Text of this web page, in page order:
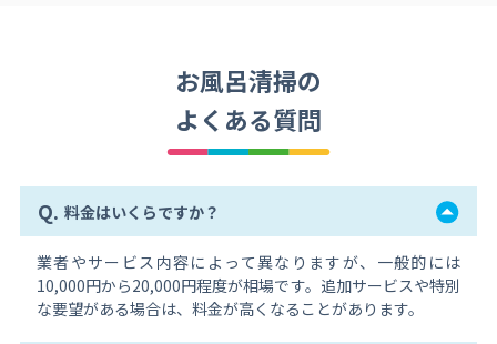
お風呂清掃の
よくある質問
Q. 料金はいくらですか？
業者やサービス内容によって異なりますが、一般的には
10,000円から20,000円程度が相場です。追加サービスや特別
な要望がある場合は、料金が高くなることがあります。